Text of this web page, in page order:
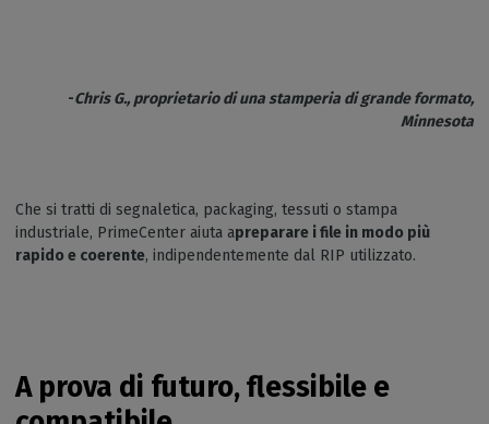
-Chris G., proprietario di una stamperia di grande formato,
Minnesota
Che si tratti di segnaletica, packaging, tessuti o stampa
industriale, PrimeCenter aiuta apreparare i file in modo più
rapido e coerente, indipendentemente dal RIP utilizzato.
A prova di futuro, flessibile e